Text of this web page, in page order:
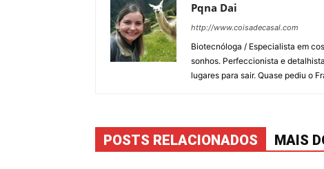
Pqna Dai
http://www.coisadecasal.com
Biotecnóloga / Especialista em
sonhos. Perfeccionista e
lugares para sair. Quase pediu o
POSTS RELACIONADOS MAIS